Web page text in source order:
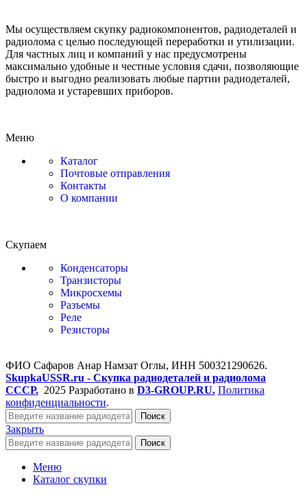
Мы осуществляем скупку радиокомпонентов, радиодеталей и
радиолома с целью последующей переработки и утилизации.
Для частных лиц и компаний у нас предусмотрены
максимально удобные и честные условия сдачи, позволяющие
быстро и выгодно реализовать любые партии радиодеталей,
радиолома и устаревших приборов.
Меню
Каталог
Почтовые отправления
Контакты
О компании
Скупаем
Конденсаторы
Транзисторы
Микросхемы
Разъемы
Реле
Резисторы
ФИО Сафаров Анар Намзат Оглы, ИНН 500321290626.
SkupkaUSSR.ru - Скупка радиодеталей и радиолома
СССР. 2025 Разработано в D3-GROUP.RU. Политика
конфиденциальности.
Поиск
Закрыть
Поиск
Меню
Каталог скупки